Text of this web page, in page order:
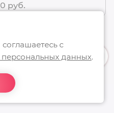
руб.
с
данных.